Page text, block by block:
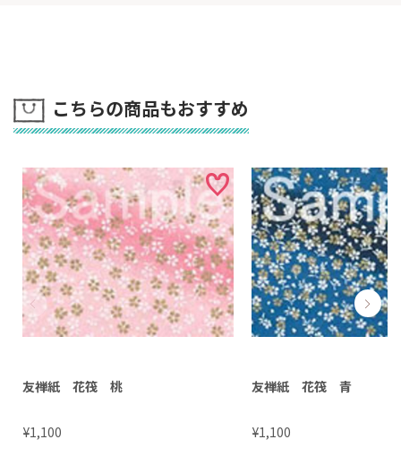
こちらの商品もおすすめ
友禅紙 花筏 桃
¥1,100
友禅紙 花筏 青
¥1,100